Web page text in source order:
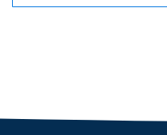
Revisor/Bogholder